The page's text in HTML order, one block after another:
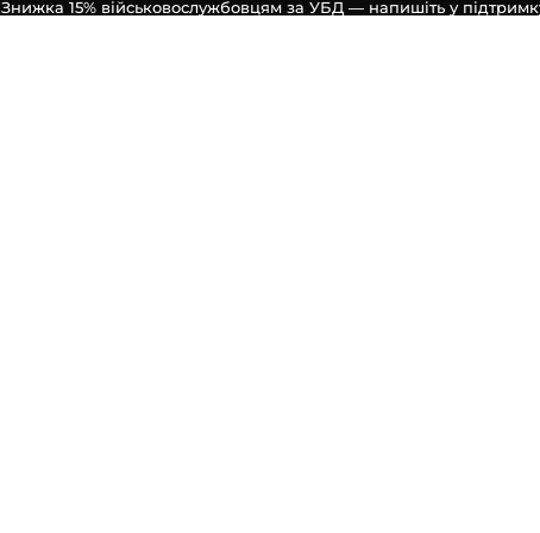
Знижка 15% військовослужбовцям за УБД — напишіть у